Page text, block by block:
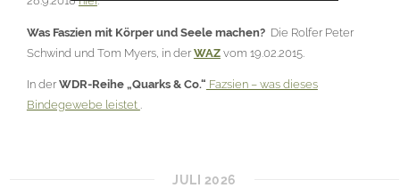
Was Faszien mit Körper und Seele machen?Die Rolfer Peter
Schwind und Tom Myers, in derWAZvom 19.02.2015.
In derWDR-Reihe „Quarks & Co.“ Fazsien – was dieses
Bindegewebe leistet .
JULI 2026